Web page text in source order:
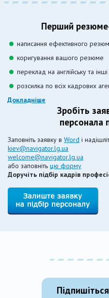
Перший резюме-
написання ефективного
коригування вашого резюме
переклад на англійську та
розсилка по всіх кадрових
Докладніше
Зробіть
персонала
Заповніть заявку в Word і
kiev@navigator.lg.ua
welcome@navigator.lg.ua
або заповніть цю форму
Доручіть підбір кадрів